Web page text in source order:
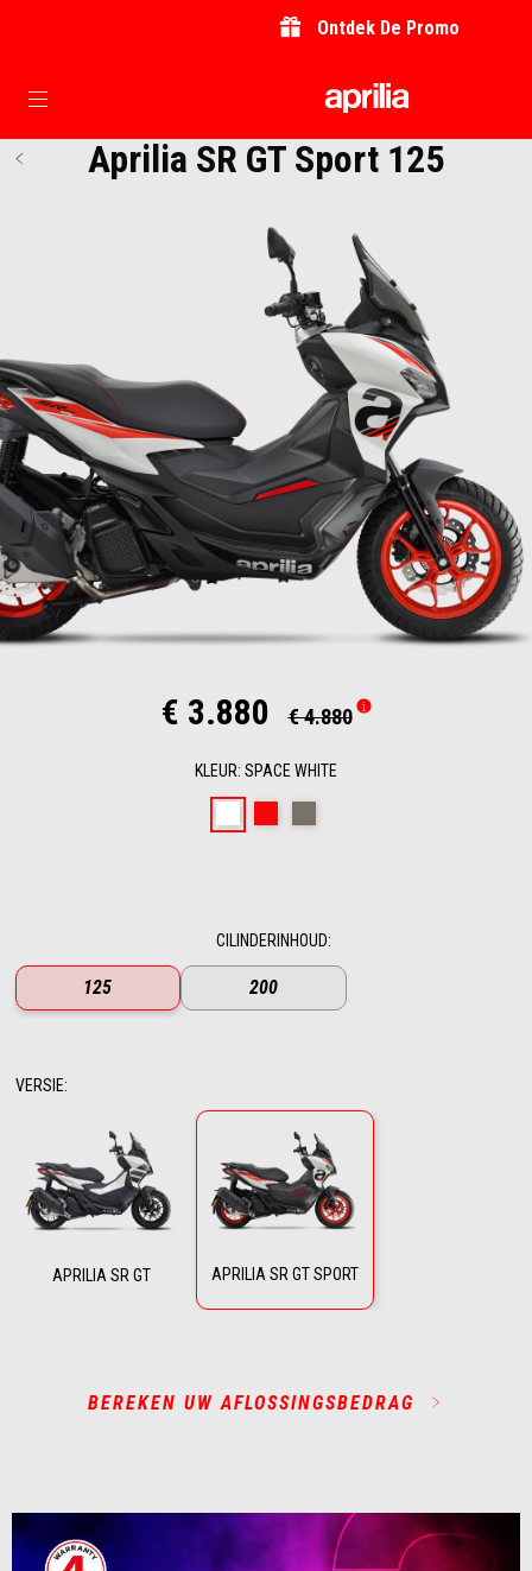
Ontdek De Promo
Ga naar de hoofdcontent
Aprilia SR GT Sport 125
€ 3.880 € 4.880
KLEUR: SPACE WHITE
CILINDERINHOUD:
125 200
VERSIE:
APRILIA SR GT APRILIA SR GT SPORT
BEREKEN UW AFLOSSINGSBEDRAG